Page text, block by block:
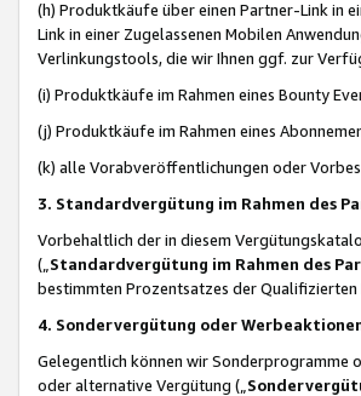
(h) Produktkäufe über einen Partner-Link in
Link in einer Zugelassenen Mobilen
Verlinkungstools, die wir Ihnen ggf. zur
(i) Produktkäufe im Rahmen eines Bounty
(j) Produktkäufe im Rahmen eines
(k) alle Vorabveröffentlichungen oder
3. Standardvergütung im Rahmen des
Vorbehaltlich der in diesem
(„ Standardvergütung im Rahmen des
bestimmten Prozentsatzes der Qualifizierten
4. Sondervergütung oder
Gelegentlich können wir Sonderprogramme
oder alternative Vergütung („